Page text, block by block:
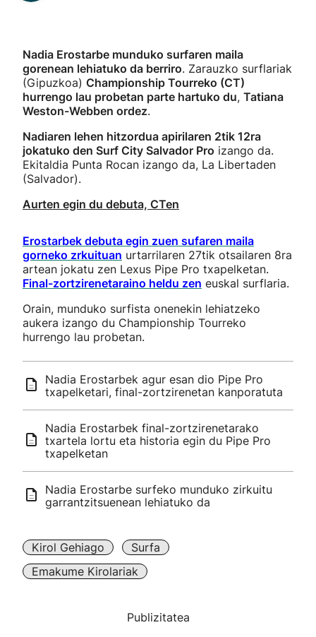
Nadia Erostarbe munduko surfaren maila
gorenean lehiatuko da berriro. Zarauzko surflariak
(Gipuzkoa) Championship Tourreko (CT)
hurrengo lau probetan parte hartuko du, Tatiana
Weston-Webben ordez.
Nadiaren lehen hitzordua apirilaren 2tik 12ra
jokatuko den Surf City Salvador Pro izango da.
Ekitaldia Punta Rocan izango da, La Libertaden
(Salvador).
Aurten egin du debuta, CTen
Erostarbek debuta egin zuen sufaren maila
gorneko zrkuituan urtarrilaren 27tik otsailaren 8ra
artean jokatu zen Lexus Pipe Pro txapelketan.
Final-zortzirenetaraino heldu zen euskal surflaria.
Orain, munduko surfista onenekin lehiatzeko
aukera izango du Championship Tourreko
hurrengo lau probetan.
Nadia Erostarbek agur esan dio Pipe Pro
txapelketari, final-zortzirenetan kanporatuta
Nadia Erostarbek final-zortzirenetarako
txartela lortu eta historia egin du Pipe Pro
txapelketan
Nadia Erostarbe surfeko munduko zirkuitu
garrantzitsuenean lehiatuko da
Kirol Gehiago
Surfa
Emakume Kirolariak
Publizitatea